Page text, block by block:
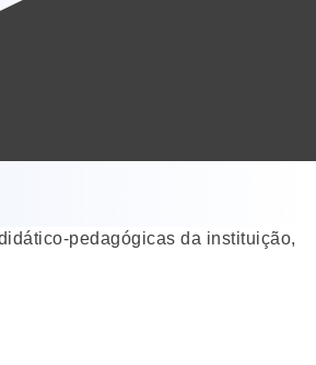
pedagógicas da instituição,